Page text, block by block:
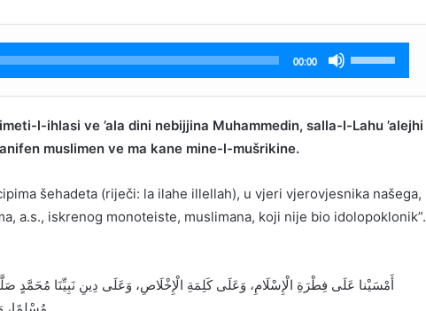
00:00
Gore/Dole
strelice
za
smanjivanje
tona.
l-ihlasi ve ’ala dini nebijjina Muhammedin, salla-l-Lahu ’alejhi
muslimen ve ma kane mine-l-mušrikine.
šehadeta (riječi: la ilahe illellah), u vjeri vjerovjesnika našega,
a.s., iskrenog monoteiste, muslimana, koji nije bio idolopoklonik”.